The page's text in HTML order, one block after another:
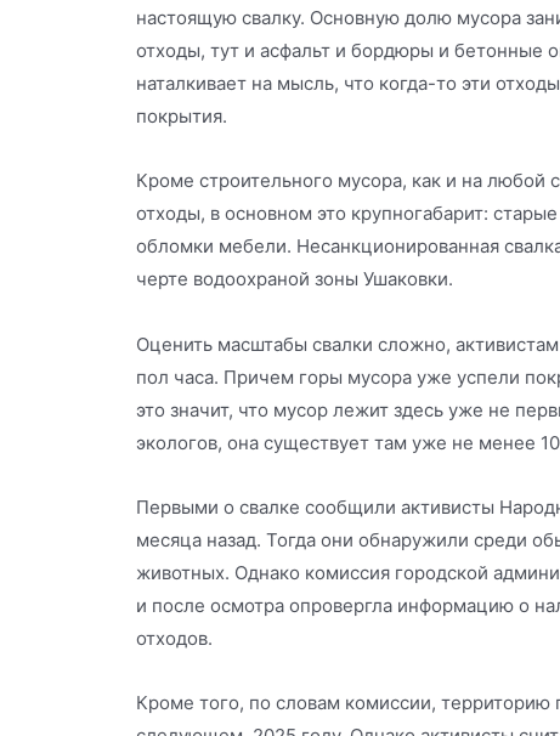
настоящую свалку. Основную долю мусора
отходы, тут и асфальт и бордюры и бетонные
наталкивает на мысль, что когда-то эти
покрытия.
Кроме строительного мусора, как и на любой
отходы, в основном это крупногабарит:
обломки мебели. Несанкционированная
черте водоохраной зоны Ушаковки.
Оценить масштабы свалки сложно,
пол часа. Причем горы мусора уже успели
это значит, что мусор лежит здесь уже не
экологов, она существует там уже не менее
Первыми о свалке сообщили активисты
месяца назад. Тогда они обнаружили среди
животных. Однако комиссия городской
и после осмотра опровергла информацию о
отходов.
Кроме того, по словам комиссии, территорию